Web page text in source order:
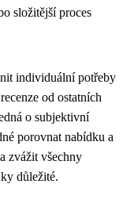
složitější proces
individuální potřeby
od ostatních
o subjektivní
porovnat nabídku a
zvážit všechny
důležité.